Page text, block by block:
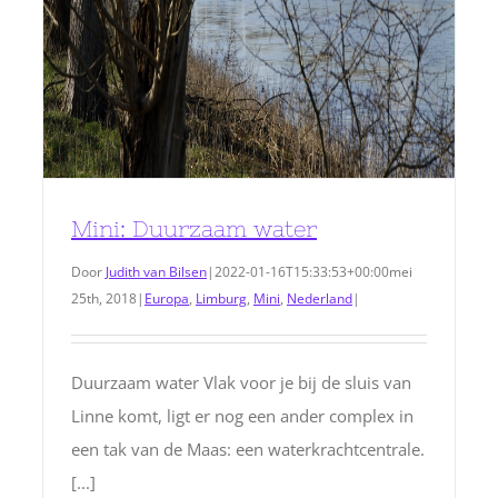
Mini: Duurzaam water
Door Judith van Bilsen|2022-01-16T15:33:53+00:00mei
25th, 2018| Europa, Limburg, Mini, Nederland|
Duurzaam water Vlak voor je bij de sluis van
Linne komt, ligt er nog een ander complex in
een tak van de Maas: een waterkrachtcentrale.
[...]